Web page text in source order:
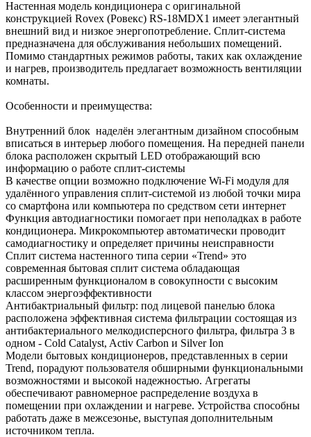
Настенная модель кондиционера с оригинальной
конструкцией Rovex (Ровекс) RS-18MDX1 имеет элегантный
внешний вид и низкое энергопотребление. Сплит-система
предназначена для обслуживания небольших помещений.
Помимо стандартных режимов работы, таких как охлаждение
и нагрев, производитель предлагает возможность вентиляции
комнаты.
Особенности и преимущества:
Внутренний блок наделён элегантным дизайном способным
вписаться в интерьер любого помещения. На передней панели
блока расположен скрытый LED отображающий всю
информацию о работе сплит-системы
В качестве опции возможно подключение Wi-Fi модуля для
удалённого управления сплит-системой из любой точки мира
со смартфона или компьютера по средством сети интернет
Функция автодиагностики помогает при неполадках в работе
кондиционера. Микрокомпьютер автоматически проводит
самодиагностику и определяет причины неисправности
Сплит система настенного типа серии «Trend» это
современная бытовая сплит система обладающая
расширенным функционалом в совокупности с высоким
классом энергоэффективности
Антибактриальный фильтр: под лицевой панелью блока
расположена эффективная система фильтрации состоящая из
антибактериального мелкодисперсного фильтра, фильтра 3 в
одном - Cold Catalyst, Activ Carbon и Silver Ion
Модели бытовых кондиционеров, представленных в серии
Trend, порадуют пользователя обширными функциональными
возможностями и высокой надежностью. Агрегаты
обеспечивают равномерное распределение воздуха в
помещении при охлаждении и нагреве. Устройства способны
работать даже в межсезонье, выступая дополнительным
источником тепла.